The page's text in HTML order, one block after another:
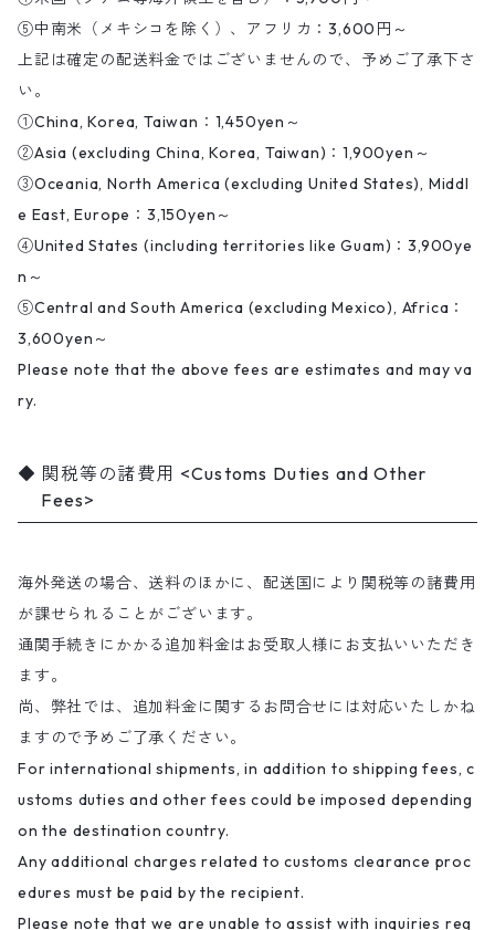
⑤中南米（メキシコを除く）、アフリカ：3,600円～
上記は確定の配送料金ではございませんので、予めご了承下さ
い。
①China, Korea, Taiwan：1,450yen～
②Asia (excluding China, Korea, Taiwan)：1,900yen～
③Oceania, North America (excluding United States), Middl
e East, Europe：3,150yen～
④United States (including territories like Guam)：3,900ye
n～
⑤Central and South America (excluding Mexico), Africa：
3,600yen～
Please note that the above fees are estimates and may va
ry.
関税等の諸費用 <Customs Duties and Other
Fees>
海外発送の場合、送料のほかに、配送国により関税等の諸費用
が課せられることがございます。
通関手続きにかかる追加料金はお受取人様にお支払いいただき
ます。
尚、弊社では、追加料金に関するお問合せには対応いたしかね
ますので予めご了承ください。
For international shipments, in addition to shipping fees, c
ustoms duties and other fees could be imposed depending
on the destination country.
Any additional charges related to customs clearance proc
edures must be paid by the recipient.
Please note that we are unable to assist with inquiries reg